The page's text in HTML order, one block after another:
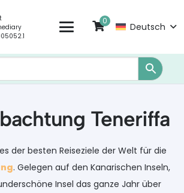
0
Deutsch
Teneriffa
der besten Reiseziele der Welt für die
. Gelegen auf den Kanarischen Inseln,
Insel das ganze Jahr über